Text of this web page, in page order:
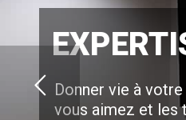
Donner vie à
vous aimez et les